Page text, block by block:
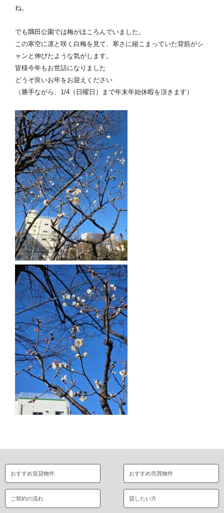
ね。
でも隅田公園では梅がほころんでいました。
この寒空に凛と咲く白梅を見て、寒さに縮こまっていた背筋がシ
ャンと伸びたような気がします。
皆様今年もお世話になりました
どうぞ良いお年をお迎えください
（勝手ながら、1/4（日曜日）まで年末年始休暇を頂きます）
おすすめ賃貸物件 おすすめ売買物件
ご契約の流れ 貸したい方